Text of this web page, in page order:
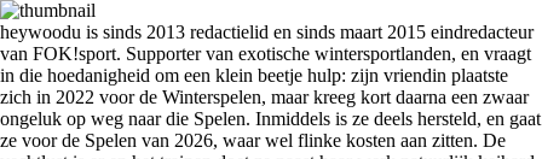
heywoodu is sinds 2013 redactielid en sinds maart 2015 eindredacteur
van FOK!sport. Supporter van exotische wintersportlanden, en vraagt
in die hoedanigheid om een klein beetje hulp: zijn vriendin plaatste
zich in 2022 voor de Winterspelen, maar kreeg kort daarna een zwaar
ongeluk op weg naar die Spelen. Inmiddels is ze deels hersteld, en gaat
ze voor de Spelen van 2026, waar wel flinke kosten aan zitten. De